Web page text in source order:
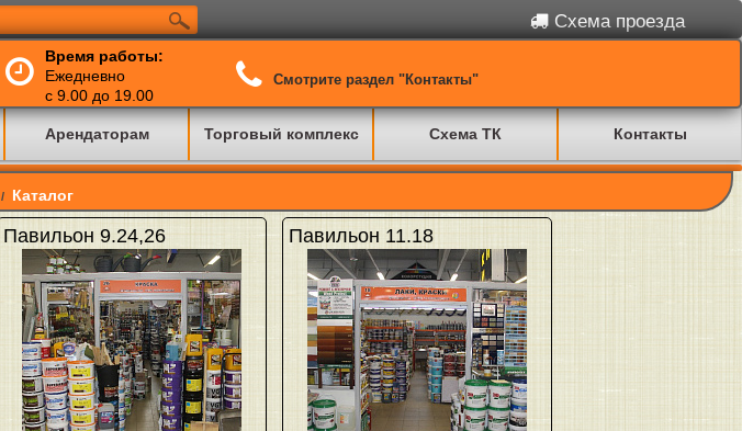
Схема проезда
Время работы:
Ежедневно
с 9.00 до 19.00
Смотрите раздел "Контакты"
Арендаторам Торговый комплекс Схема ТК Контакты
/ Каталог
Павильон 9.24,26 Павильон 11.18